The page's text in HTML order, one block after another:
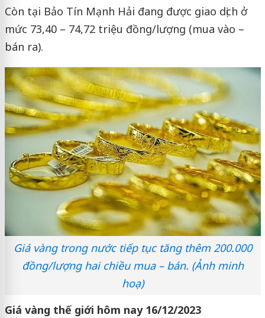
Còn tại Bảo Tín Mạnh Hải đang được giao dịch ở
mức 73,40 – 74,72 triệu đồng/lượng (mua vào –
bán ra).
Giá vàng trong nước tiếp tục tăng thêm 200.000
đồng/lượng hai chiều mua – bán. (Ảnh minh
hoạ)
Giá vàng thế giới hôm nay 16/12/2023